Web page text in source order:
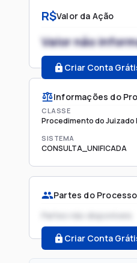
R$Valor da Ação
Valor não
Criar Conta
Informações do
CLASSE
Procedimento do Juizado
SISTEMA
CONSULTA_UNIFICADA
Partes do Processo
Partes não disponíveis
Criar Conta